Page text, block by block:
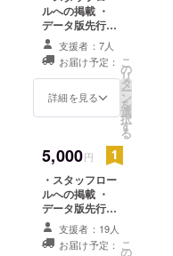
など。影響
を受けた作
曲家は大嶋
啓之、折戸
伸治、
MANYO、崎
元仁、
amazarashi
など。犬二
匹と猫一匹
を飼ってい
る。北海道
札幌市出
ルへの掲載 ・
データ版先行サ
ウンドトラック
・ノンクレジッ
ト版オープニン
グアニメーショ
ンムービー
支援者：7人
お届け予定：
詳細を見る
こ
の
リ
タ
ー
ン
を
選
択
す
る
5,000円
・スタッフロー
ルへの掲載 ・
データ版先行サ
ウンドトラック
・ノンクレジッ
ト版オープニン
支援者：19人
お届け予定： こ
の